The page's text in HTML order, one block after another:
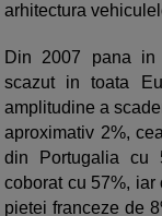
arhitectura
Din 2007 pana
scazut in toata
amplitudine a
aproximativ 2%,
din Portugalia cu
coborat cu 57%,
pietei franceze de